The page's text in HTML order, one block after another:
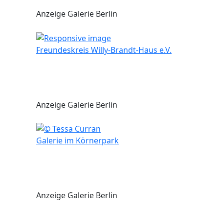
Anzeige Galerie Berlin
Freundeskreis Willy-Brandt-Haus e.V.
Anzeige Galerie Berlin
Galerie im Körnerpark
Anzeige Galerie Berlin